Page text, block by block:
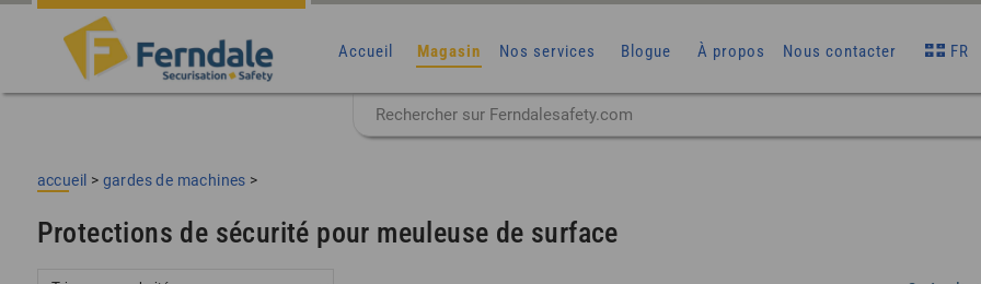
Accueil Magasin Nos services Blogue À propos Nous contacter FR
accueil > gardes de machines >
Protections de sécurité pour meuleuse de surface